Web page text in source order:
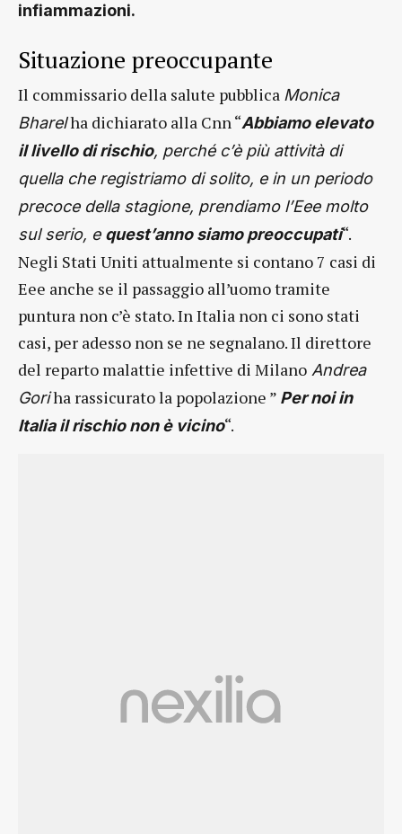
infiammazioni.
Situazione preoccupante
Il commissario della salute pubblica Monica
Bharelha dichiarato alla Cnn “Abbiamo elevato
il livello di rischio, perché c’è più attività di
quella che registriamo di solito, e in un periodo
precoce della stagione, prendiamo l’Eee molto
sul serio, e quest’anno siamo preoccupati“.
Negli Stati Uniti attualmente si contano 7 casi di
Eee anche se il passaggio all’uomo tramite
puntura non c’è stato. In Italia non ci sono stati
casi, per adesso non se ne segnalano. Il direttore
del reparto malattie infettive di Milano Andrea
Goriha rassicurato la popolazione ” Per noi in
Italia il rischio non è vicino“.